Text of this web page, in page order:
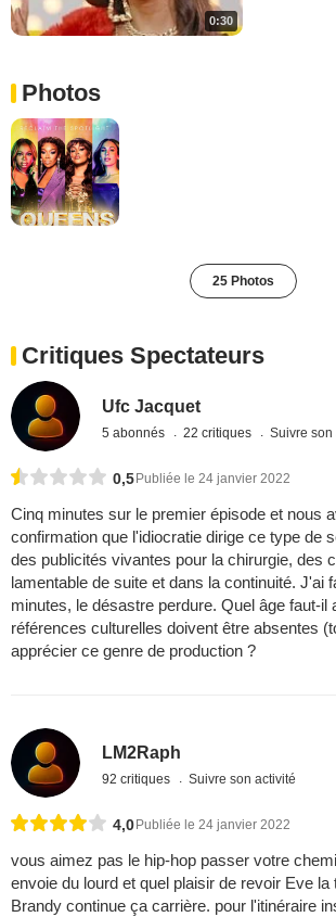
0:30
Photos
25 Photos
Critiques Spectateurs
Ufc Jacquet
5 abonnés 22 critiques Suivre son
0,5Publiée le 24 janvier 2022
Cinq minutes sur le premier épisode et nous
confirmation que l'idiocratie dirige ce type de
des publicités vivantes pour la chirurgie, des
lamentable de suite et dans la continuité. J'ai
minutes, le désastre perdure. Quel âge faut-il
références culturelles doivent être absentes
apprécier ce genre de production ?
LM2Raph
92 critiques Suivre son activité
4,0Publiée le 24 janvier 2022
vous aimez pas le hip-hop passer votre
envoie du lourd et quel plaisir de revoir Eve la
Brandy continue ça carrière. pour l'itinéraire